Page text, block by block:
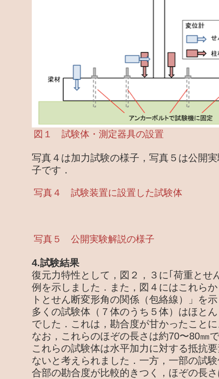
図１ 試験体・測定器具の設置
写真４は加力試験の様子，写真５は公開
子です．
写真４ 試験装置に設置した試験体
写真５ 公開実験解説の様子
4.試験結果
復元力特性として，図２，３に｢荷重とせ
例を示しました．また，図４にはこれら
トとせん断変形角の関係（包絡線）」を
多くの試験体（７体のうち５体）はほと
でした．これは，勘合度が甘かったこと
なお，これらのほぞの長さは約70〜80㎜
これらの試験体は水平加力に対する抵抗
ないと考えられました．一方，一部の試
合部の勘合度が比較的きつく，ほぞの長